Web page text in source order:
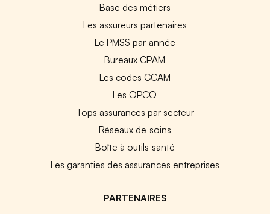
Base des métiers
Les assureurs partenaires
Le PMSS par année
Bureaux CPAM
Les codes CCAM
Les OPCO
Tops assurances par secteur
Réseaux de soins
Boîte à outils santé
Les garanties des assurances entreprises
PARTENAIRES